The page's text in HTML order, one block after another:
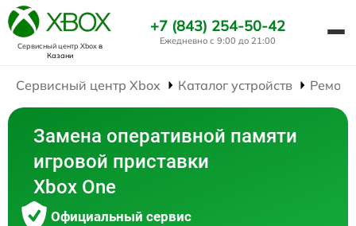
Сервисный центр Xboxв
Казани
+7 (843) 254-50-42
Ежедневно с 9:00 до 21:00
Сервисный центр Xbox Каталог устройств
Замена оперативной памяти
игровой приставки
Xbox One
Официальный сервис